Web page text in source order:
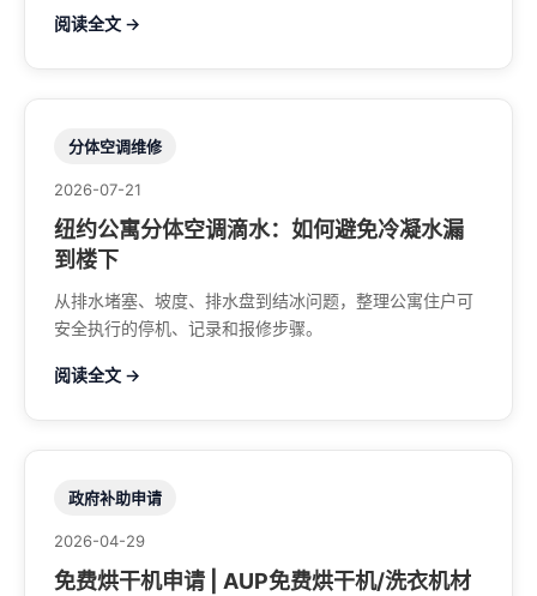
阅读全文 →
分体空调维修
2026-07-21
纽约公寓分体空调滴水：如何避免冷凝水漏
到楼下
从排水堵塞、坡度、排水盘到结冰问题，整理公寓住户可
安全执行的停机、记录和报修步骤。
阅读全文 →
政府补助申请
2026-04-29
免费烘干机申请 | AUP免费烘干机/洗衣机材